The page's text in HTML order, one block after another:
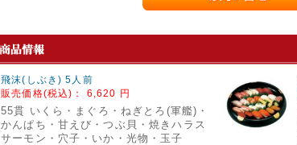
飛沫(しぶき) 5人前
販売価格(税込)： 6,620 円
55貫 いくら・まぐろ・ねぎとろ(軍艦)・
かんぱち・甘えび・つぶ貝・焼きハラス
サーモン・穴子・いか・光物・玉子